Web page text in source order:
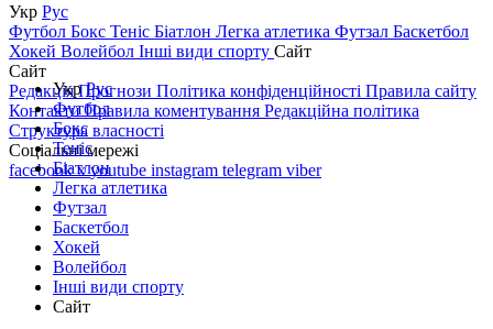
Укр Рус
Футбол Бокс Теніс Біатлон Легка атлетика Футзал Баскетбол
Хокей Волейбол Інші види спорту Сайт
Сайт
РедакціяПрогнози Політика конфіденційності Правила сайту
КонтактиПравила коментування Редакційна політика
Структура власності
Соціальні мережі
facebookxyoutube instagram telegram viber
УкрРус
Футбол
Бокс
Теніс
Біатлон
Легка атлетика
Футзал
Баскетбол
Хокей
Волейбол
Інші види спорту
Сайт